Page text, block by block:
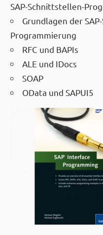
SAP-Schnittstellen-
Grundlagen der
Programmierung
RFC und BAPIs
ALE und IDocs
SOAP
OData und SAPUI5